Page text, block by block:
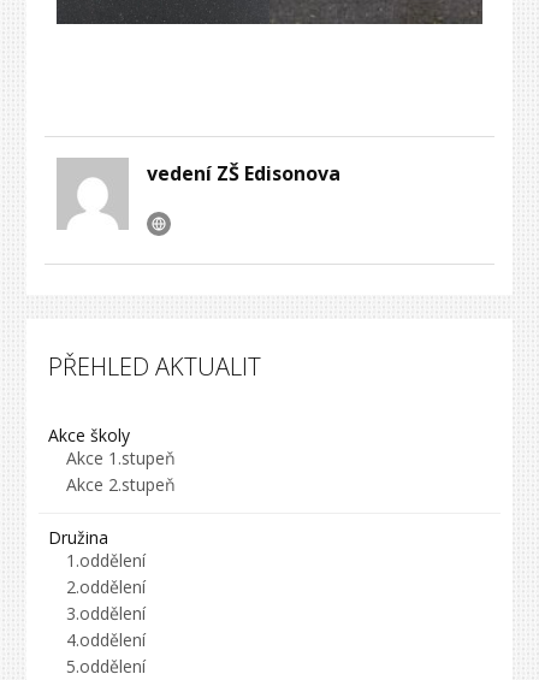
vedení ZŠ Edisonova
PŘEHLED AKTUALIT
Akce školy
Akce 1.stupeň
Akce 2.stupeň
Družina
1.oddělení
2.oddělení
3.oddělení
4.oddělení
5.oddělení